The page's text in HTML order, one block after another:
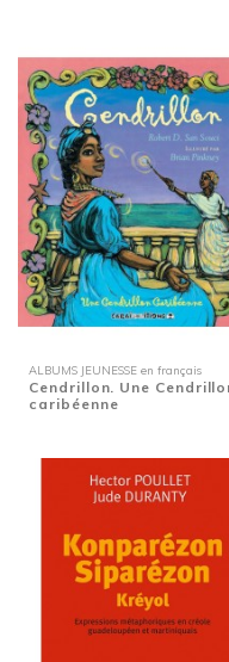
ALBUMS JEUNESSE en français
Cendrillon. Une
caribéenne